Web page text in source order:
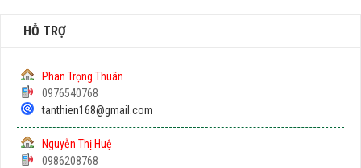
HỖ TRỢ
Phan Trọng Thuân
0976540768
tanthien168@gmail.com
Nguyễn Thị Huệ
0986208768